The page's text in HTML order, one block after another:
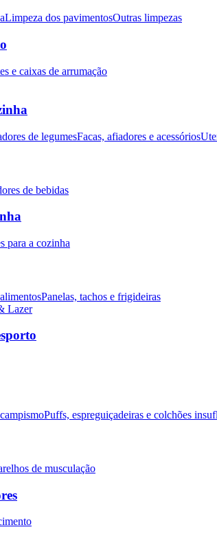
Limpeza dos pavimentosOutras limpezas
e caixas de arrumação
de legumesFacas, afiadores e acessórios
de bebidas
para a cozinha
Panelas, tachos e frigideiras
Lazer
Puffs, espreguiçadeiras e colchões
de musculação